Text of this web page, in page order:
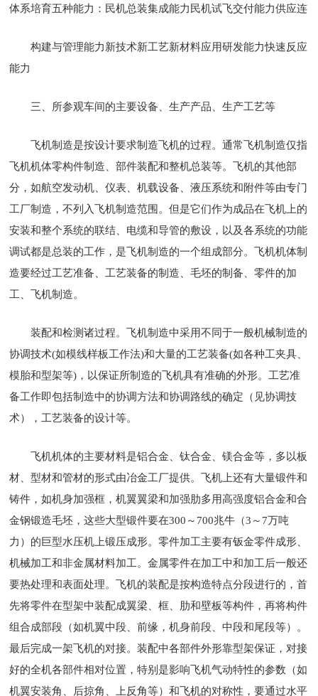
体系培育五种能力：民机总装集成能力民机试飞交付能力供应连
构建与管理能力新技术新工艺新材料应用研发能力快速反应
能力
三、所参观车间的主要设备、生产产品、生产工艺等
飞机制造是按设计要求制造飞机的过程。通常飞机制造仅指
飞机机体零构件制造、部件装配和整机总装等。飞机的其他部
分，如航空发动机、仪表、机载设备、液压系统和附件等由专门
工厂制造，不列入飞机制造范围。但是它们作为成品在飞机上的
安装和整个系统的联结、电缆和导管的敷设，以及各系统的功能
调试都是总装的工作，是飞机制造的一个组成部分。飞机机体制
造要经过工艺准备、工艺装备的制造、毛坯的制备、零件的加
工、飞机制造。
装配和检测诸过程。飞机制造中采用不同于一般机械制造的
协调技术(如模线样板工作法)和大量的工艺装备(如各种工夹具、
模胎和型架等)，以保证所制造的飞机具有准确的外形。工艺准
备工作即包括制造中的协调方法和协调路线的确定（见协调技
术），工艺装备的设计等。
飞机机体的主要材料是铝合金、钛合金、镁合金等，多以板
材、型材和管材的形式由冶金工厂提供。飞机上还有大量锻件和
铸件，如机身加强框，机翼翼梁和加强肋多用高强度铝合金和合
金钢锻造毛坯，这些大型锻件要在300～700兆牛（3～7万吨
力）的巨型水压机上锻压成形。零件加工主要有钣金零件成形、
机械加工和非金属材料加工。金属零件在加工中和加工后一般还
要热处理和表面处理。飞机的装配是按构造特点分段进行的，首
先将零件在型架中装配成翼梁、框、肋和壁板等构件，再将构件
组合成部段（如机翼中段、前缘，机身前段、中段和尾段等）。
最后完成一架飞机的对接。装配中各部件外形靠型架保证，对接
好的全机各部件相对位置，特别是影响飞机气动特性的参数（如
机翼安装角、后掠角、上反角等）和飞机的对称性，要通过水平